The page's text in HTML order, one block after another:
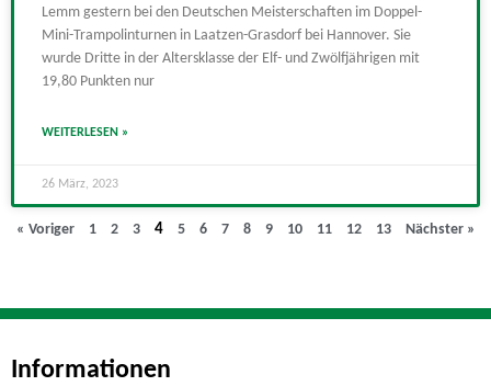
Lemm gestern bei den Deutschen Meisterschaften im Doppel-
Mini-Trampolinturnen in Laatzen-Grasdorf bei Hannover. Sie
wurde Dritte in der Altersklasse der Elf- und Zwölfjährigen mit
19,80 Punkten nur
WEITERLESEN »
26 März, 2023
« Voriger 1 2 3 4 5 6 7 8 9 10 11 12 13 Nächster »
Informationen